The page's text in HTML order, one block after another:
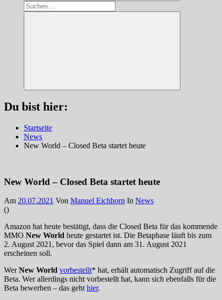
Suchen
nach:
Suchen
Du bist hier:
Startseite
News
New World – Closed Beta startet heute
New World – Closed Beta startet heute
Am 20.07.2021 Von Manuel Eichhorn In News
()
Amazon hat heute bestätigt, dass die Closed Beta für das kommende
MMO New World heute gestartet ist. Die Betaphase läuft bis zum
2. August 2021, bevor das Spiel dann am 31. August 2021
erscheinen soll.
WerNew World vorbestellt* hat, erhält automatisch Zugriff auf die
Beta. Wer allerdings nicht vorbestellt hat, kann sich ebenfalls für die
Beta bewerben – das geht hier.